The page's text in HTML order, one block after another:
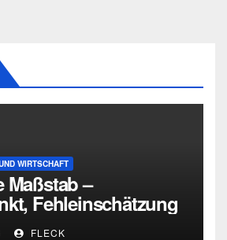
WIRTSCHAFT
Maßstab –
Fehleinschätzung
intellektueller
FLECK